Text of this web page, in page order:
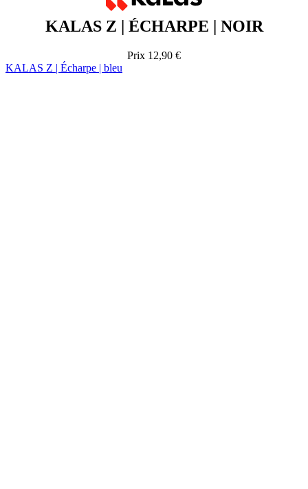
KALAS Z | ÉCHARPE | NOIR
Prix 12,90 €
KALAS Z | Écharpe | bleu